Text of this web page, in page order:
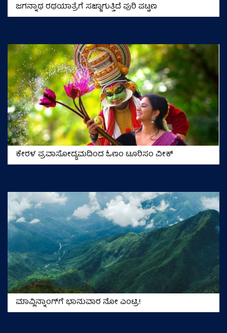
ಜಗನ್ನಾಥ ರಥಯಾತ್ರೆಗೆ ಸಜ್ಜಾಗುತ್ತಿದೆ ಪುರಿ ಪಟ್ಟಣ
ಕೇರಳ ಪ್ರವಾಸೋದ್ಯಮದಿಂದ ಓಣಂ ಟೂರಿಸಂ ವೀಕ್
ಮಾವ್ಲಿನ್ನಾಂಗ್‌ಗೆ ಭಾನುವಾರ ನೋ ಎಂಟ್ರಿ!